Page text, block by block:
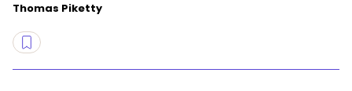
Thomas Piketty